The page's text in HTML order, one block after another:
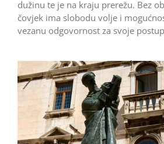
dužinu te je na kraju prerežu. Bez
čovjek ima slobodu volje i
vezanu odgovornost za svoje